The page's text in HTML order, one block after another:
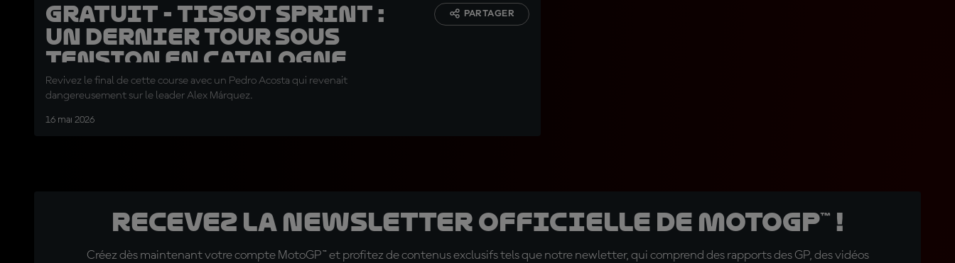
GRATUIT - Tissot Sprint :
un dernier tour sous
tension en Catalogne
Revivez le final de cette course avec un Pedro Acosta qui revenait
dangereusement sur le leader Alex Márquez.
16 mai 2026
PARTAGER
Recevez la Newsletter officielle de MotoGP™ !
Créez dès maintenant votre compte MotoGP™ et profitez de contenus exclusifs tels que notre newletter, qui comprend des rapports des GP, des vidéos